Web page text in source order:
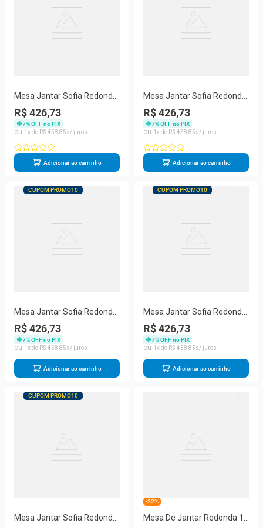
Mesa Jantar Sofia Redonda
80cm Linum 18mm Pés de
Madeira Natural Marin
R$ 426,73
7% OFF no PIX
1
R$ 458 85
Adicionar ao carrinho
Mesa Jantar Sofia Redonda
80cm Serrano 18mm Pés
de Madeira Natural Marin
R$ 426,73
7% OFF no PIX
1
R$ 458 85
Adicionar ao carrinho
CUPOM PROMO10
Mesa Jantar Sofia Redonda
80cm Mocca 18mm Pés de
Madeira Natural Marin
R$ 426,73
7% OFF no PIX
1
R$ 458 85
Adicionar ao carrinho
CUPOM PROMO10
Mesa Jantar Sofia Redonda
80cm Branco Plus 18mm
Pés de Madeira Natural
Marin
R$ 426,73
7% OFF no PIX
1
R$ 458 85
Adicionar ao carrinho
CUPOM PROMO10
Mesa Jantar Sofia Redonda
-22%
Mesa De Jantar Redonda 1